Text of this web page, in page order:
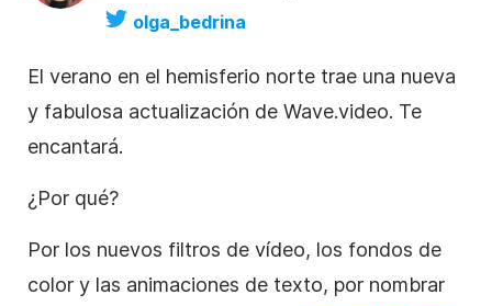
olga_bedrina
El verano en el hemisferio norte trae una nueva
y fabulosa actualización de Wave.video. Te
encantará.
¿Por qué?
Por los nuevos filtros de vídeo, los fondos de
color y las animaciones de texto, por nombrar